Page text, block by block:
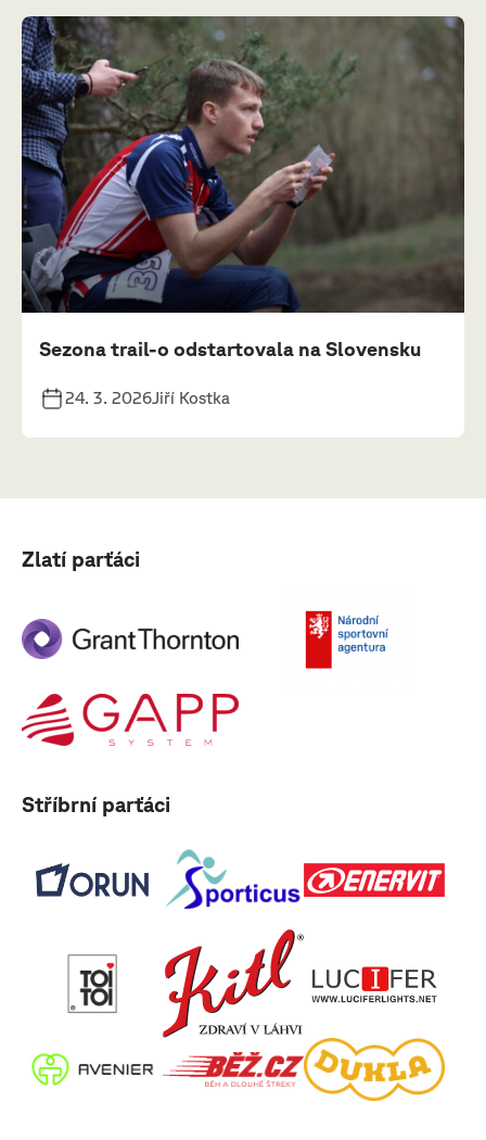
Sezona trail-o odstartovala na Slovensku
24. 3. 2026Jiří Kostka
Zlatí parťáci
Stříbrní parťáci